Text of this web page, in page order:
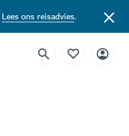
Lees ons reisadvies.